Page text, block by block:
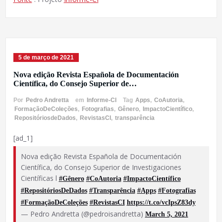
5 de março de 2021
Nova edição Revista Española de Documentación
Científica, do Consejo Superior de…
Por Pedro Andretta em Informe-CI Tag Apps, CoAutoria,
FormaçãoDeColeções, Fotografias, Gênero, ImpactoCientífico,
RepositóriosdeDados, RevistasCI, transparência
[ad_1]
Nova edição Revista Española de Documentación
Científica, do Consejo Superior de Investigaciones
Científicas l #Gênero #CoAutoria #ImpactoCientífico
#RepositóriosDeDados #Transparência #Apps #Fotografias
#FormaçãoDeColeções #RevistasCI https://t.co/vcIpsZ83dy
— Pedro Andretta (@pedroisandretta) March 5, 2021